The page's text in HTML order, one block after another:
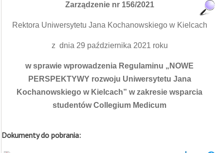
Zarządzenie nr 156/2021
Rektora Uniwersytetu Jana Kochanowskiego w Kielcach
z dnia 29 października 2021 roku
w sprawie wprowadzenia Regulaminu „NOWE
PERSPEKTYWY rozwoju Uniwersytetu Jana
Kochanowskiego w Kielcach” w zakresie wsparcia
studentów Collegium Medicum
Dokumenty do pobrania: